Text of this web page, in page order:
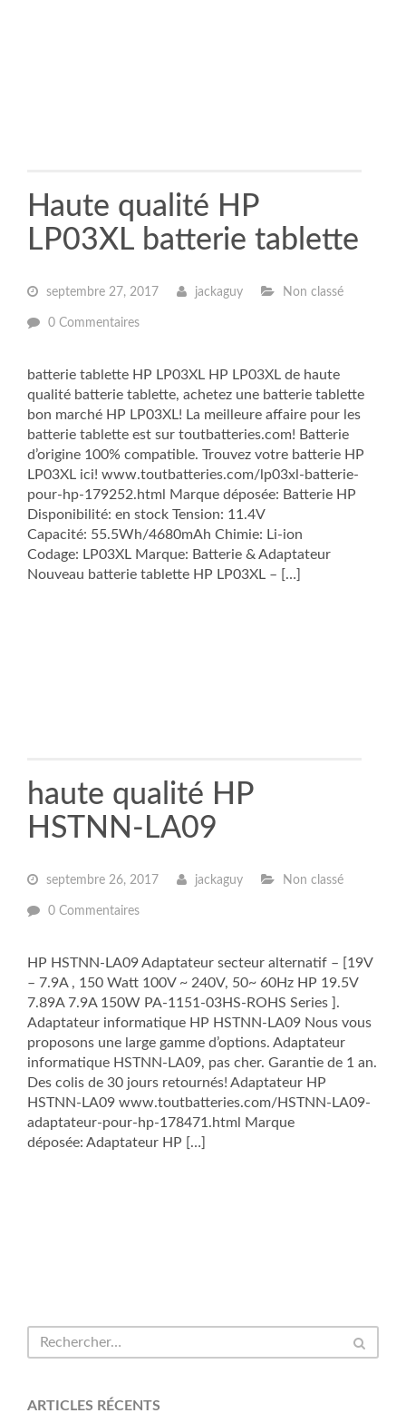
Haute qualité HP
LP03XL batterie tablette
septembre 27, 2017 jackaguy Non classé
0 Commentaires
batterie tablette HP LP03XL HP LP03XL de haute
qualité batterie tablette, achetez une batterie tablette
bon marché HP LP03XL! La meilleure affaire pour les
batterie tablette est sur toutbatteries.com! Batterie
d’origine 100% compatible. Trouvez votre batterie HP
LP03XL ici! www.toutbatteries.com/lp03xl-batterie-
pour-hp-179252.html Marque déposée: Batterie HP
Disponibilité: en stock Tension: 11.4V
Capacité: 55.5Wh/4680mAh Chimie: Li-ion
Codage: LP03XL Marque: Batterie & Adaptateur
Nouveau batterie tablette HP LP03XL – […]
haute qualité HP
HSTNN-LA09
septembre 26, 2017 jackaguy Non classé
0 Commentaires
HP HSTNN-LA09 Adaptateur secteur alternatif – [19V
– 7.9A , 150 Watt 100V ~ 240V, 50~ 60Hz HP 19.5V
7.89A 7.9A 150W PA-1151-03HS-ROHS Series ].
Adaptateur informatique HP HSTNN-LA09 Nous vous
proposons une large gamme d’options. Adaptateur
informatique HSTNN-LA09, pas cher. Garantie de 1 an.
Des colis de 30 jours retournés! Adaptateur HP
HSTNN-LA09 www.toutbatteries.com/HSTNN-LA09-
adaptateur-pour-hp-178471.html Marque
déposée: Adaptateur HP […]
ARTICLES RÉCENTS